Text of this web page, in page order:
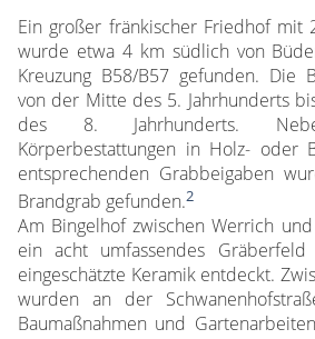
Ein großer fränkischer Friedhof mit
wurde etwa 4 km südlich von
Kreuzung B58/B57 gefunden. Die
von der Mitte des 5. Jahrhunderts
des 8. Jahrhunderts.
Körperbestattungen in Holz- oder
entsprechenden Grabbeigaben
Brandgrab gefunden.2
Am Bingelhof zwischen Werrich
ein acht umfassendes
eingeschätzte Keramik entdeckt.
wurden an der
Baumaßnahmen und